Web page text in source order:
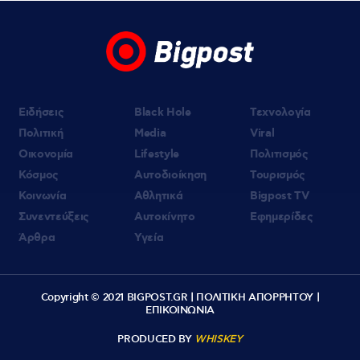
«Στον Εξώστη» με τους Αντώνη Αντζολέτο
και Γιάννη Καντέλη – Έρχεται στον ΣΚΑΪ
Ειδήσεις
Πολιτική
Οικονομία
Κόσμος
Κοινωνία
Συνεντεύξεις
Άρθρα
Black Hole
Media
Lifestyle
Αυτοδιοίκηση
Αθλητικά
Αυτοκίνητο
Υγεία
Τεχνολογία
Viral
Πολιτισμός
Τουρισμός
Bigpost TV
Εφημερίδες
Copyright © 2021 BIGPOST.GR | ΠΟΛΙΤΙΚΗ ΑΠΟΡΡΗΤΟΥ|
ΕΠΙΚΟΙΝΩΝΙΑ
PRODUCED BY WHISKEY